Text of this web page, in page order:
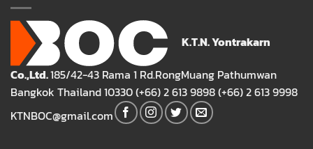
K.T.N. Yontrakarn
Co.,Ltd.185/42-43 Rama 1 Rd.RongMuang Pathumwan
Bangkok Thailand 10330 (+66) 2 613 9898 (+66) 2 613 9998
KTNBOC@gmail.com